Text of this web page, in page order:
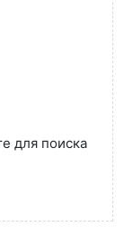
для поиска